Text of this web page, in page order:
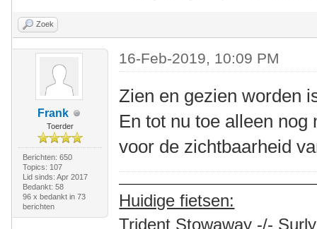
Zoek
Frank
Toerder
Berichten: 650
Topics: 107
Lid sinds: Apr 2017
Bedankt: 58
96 x bedankt in 73
berichten
16-Feb-2019, 10:09 PM
Zien en gezien worden
En tot nu toe alleen
voor de zichtbaarheid
Huidige fietsen:
Trident Stowaway -/-